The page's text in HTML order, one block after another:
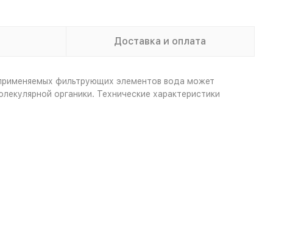
Доставка и оплата
фильтрующих элементов вода может
органики. Технические характеристики